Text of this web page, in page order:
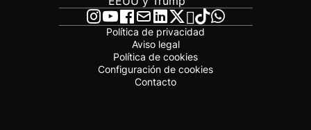
Política de privacidad
Aviso legal
Política de cookies
Configuración de cookies
Contacto